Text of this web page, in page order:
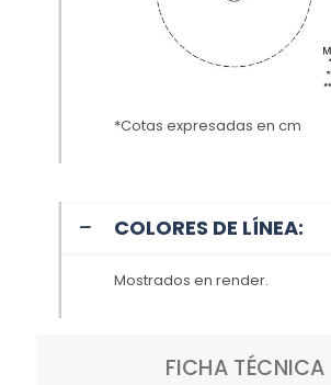
*Cotas expresadas en cm
COLORES DE LÍNEA:
Mostrados en render.
FICHA TÉCNICA